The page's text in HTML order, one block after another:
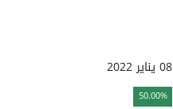
08 يناير 2022
50.00%